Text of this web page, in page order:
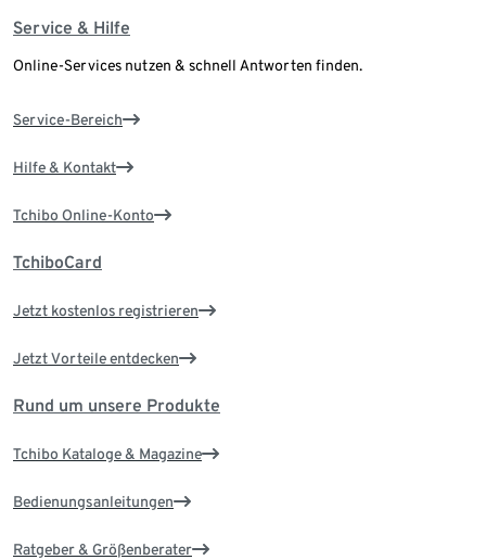
Service & Hilfe
Online-Services nutzen & schnell Antworten finden.
Service-Bereich
Hilfe & Kontakt
Tchibo Online-Konto
TchiboCard
Jetzt kostenlos registrieren
Jetzt Vorteile entdecken
Rund um unsere Produkte
Tchibo Kataloge & Magazine
Bedienungsanleitungen
Ratgeber & Größenberater